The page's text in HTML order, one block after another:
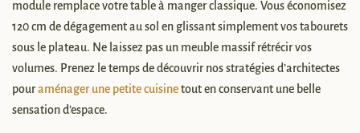
module remplace votre table à manger classique. Vous économisez
120 cm de dégagement au sol en glissant simplement vos tabourets
sous le plateau. Ne laissez pas un meuble massif rétrécir vos
volumes. Prenez le temps de découvrir nos stratégies d’architectes
pouraménager une petite cuisinetout en conservant une belle
sensation d’espace.